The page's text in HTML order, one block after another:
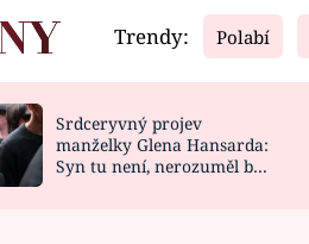
Video
CELEBRITY
VAŘENÍ
Trendy: Polabí
Srdceryvný projev
manželky Glena Hansarda:
Syn tu není, nerozuměl by